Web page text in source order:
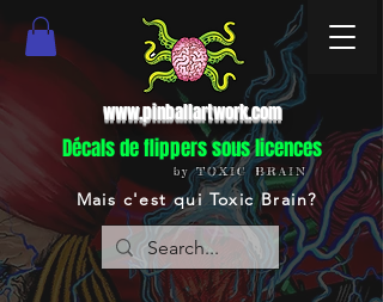
www.pinballartwork.com
Décals de flippers sous licences
by TOXIC BRAIN
Mais c'est qui Toxic Brain?